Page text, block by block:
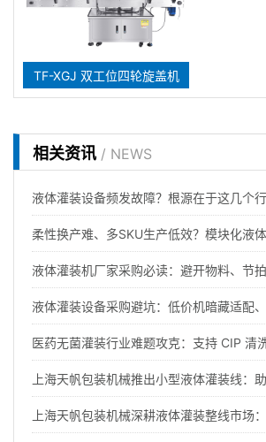
TF-XGJ 双工位四轮旋盖机
相关资讯 / NEWS
液体灌装设备频发故障？根源在于这几个
柔性换产难、多SKU生产低效？模块化液
液体灌装机厂家采购必读：避开物料、节
液体灌装设备采购避坑：低价机暗藏适配
医药无菌灌装行业难题攻克：支持 CIP 清
上海天帆包装机械推出小型液体灌装线：
上海天帆包装机械深耕液体灌装整线市场